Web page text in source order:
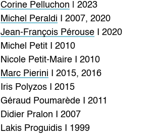
Corine Pelluchon | 2023
Michel Peraldi I 2007, 2020
Jean-François PérouseI 2020
Michel Petit I 2010
Nicole Petit-Maire I 2010
Marc Pierini I 2015, 2016
Iris Polyzos I 2015
Géraud Poumarède I 2011
Didier Pralon I 2007
Lakis Proguidis I 1999